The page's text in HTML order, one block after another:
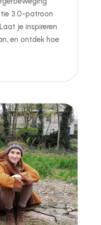
3.0-patroon
je inspireren
en ontdek hoe